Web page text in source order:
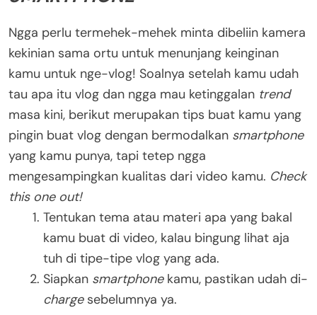
Ngga perlu termehek-mehek minta dibeliin kamera
kekinian sama ortu untuk menunjang keinginan
kamu untuk nge-vlog! Soalnya setelah kamu udah
tau apa itu vlog dan ngga mau ketinggalan trend
masa kini, berikut merupakan tips buat kamu yang
pingin buat vlog dengan bermodalkan smartphone
yang kamu punya, tapi tetep ngga
mengesampingkan kualitas dari video kamu. Check
this one out!
Tentukan tema atau materi apa yang bakal
kamu buat di video, kalau bingung lihat aja
tuh di tipe-tipe vlog yang ada.
Siapkan smartphone kamu, pastikan udah di-
chargesebelumnya ya.